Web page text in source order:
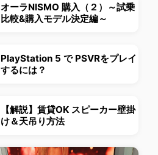
オーラNISMO 購入（２）～試乗
比較&購入モデル決定編～
PlayStation 5 で PSVRをプレイ
するには？
【解説】賃貸OK スピーカー壁掛
け＆天吊り方法